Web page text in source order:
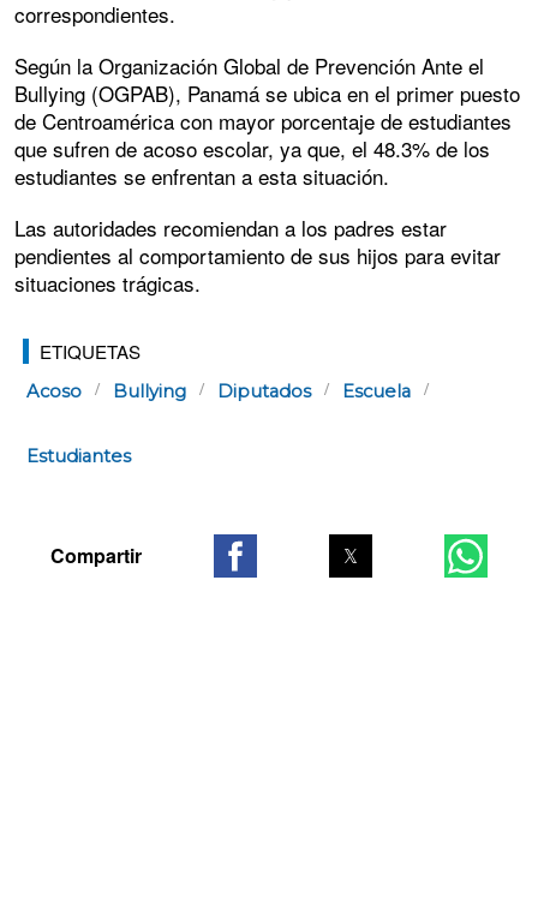
correspondientes.
Según la Organización Global de Prevención Ante el
Bullying (OGPAB), Panamá se ubica en el primer puesto
de Centroamérica con mayor porcentaje de estudiantes
que sufren de acoso escolar, ya que, el 48.3% de los
estudiantes se enfrentan a esta situación.
Las autoridades recomiendan a los padres estar
pendientes al comportamiento de sus hijos para evitar
situaciones trágicas.
ETIQUETAS
Acoso Bullying Diputados Escuela
Estudiantes